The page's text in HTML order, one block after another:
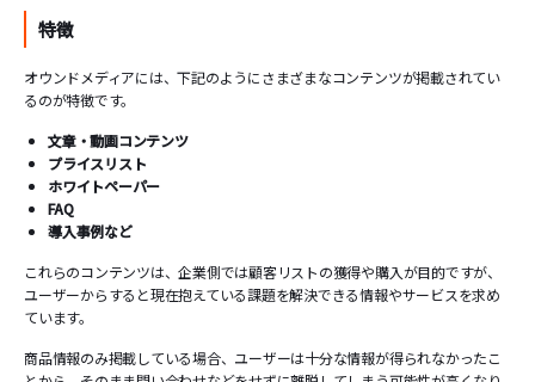
特徴
オウンドメディアには、下記のようにさまざまなコンテンツが掲載されてい
るのが特徴です。
文章・動画コンテンツ
プライスリスト
ホワイトペーパー
FAQ
導入事例など
これらのコンテンツは、企業側では顧客リストの獲得や購入が目的ですが、
ユーザーからすると現在抱えている課題を解決できる情報やサービスを求め
ています。
商品情報のみ掲載している場合、ユーザーは十分な情報が得られなかったこ